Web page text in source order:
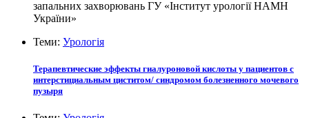
запальних захворювань ГУ «Інститут урології НАМН
України»
Теми: Урологія
Терапевтические эффекты гиалуроновой кислоты у пациентов с
интерстициальным циститом/ синдромом болезненного мочевого
пузыря